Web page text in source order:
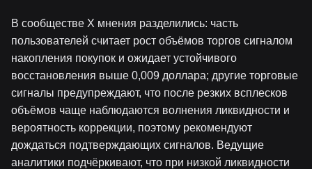
В сообществе X мнения разделились: часть
пользователей считает рост объёмов торгов сигналом
накопления покупок и ожидает устойчивого
восстановления выше 0,009 доллара; другие торговые
сигналы предупреждают, что после резких всплесков
объёмов чаще наблюдаются волнения ликвидности и
вероятность коррекции, поэтому рекомендуют
дождаться подтверждающих сигналов. Ведущие
аналитики подчёркивают, что при низкой ликвидности